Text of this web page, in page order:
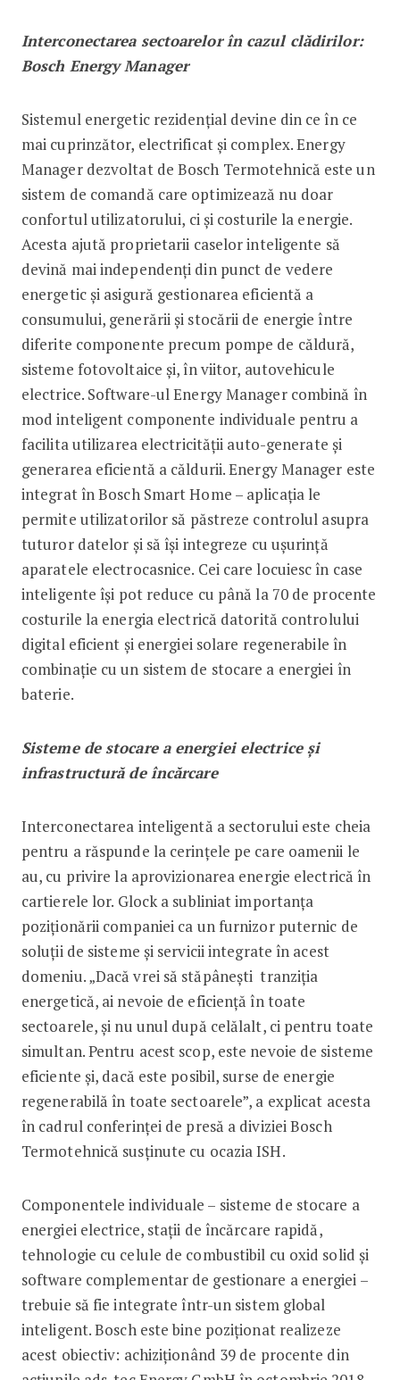
Interconectarea sectoarelor în cazul clădirilor:
Bosch Energy Manager
Sistemul energetic rezidențial devine din ce în ce
mai cuprinzător, electrificat și complex. Energy
Manager dezvoltat de Bosch Termotehnică este un
sistem de comandă care optimizează nu doar
confortul utilizatorului, ci și costurile la energie.
Acesta ajută proprietarii caselor inteligente să
devină mai independenți din punct de vedere
energetic și asigură gestionarea eficientă a
consumului, generării și stocării de energie între
diferite componente precum pompe de căldură,
sisteme fotovoltaice și, în viitor, autovehicule
electrice. Software-ul Energy Manager combină în
mod inteligent componente individuale pentru a
facilita utilizarea electricității auto-generate și
generarea eficientă a căldurii. Energy Manager este
integrat în Bosch Smart Home – aplicația le
permite utilizatorilor să păstreze controlul asupra
tuturor datelor și să își integreze cu ușurință
aparatele electrocasnice. Cei care locuiesc în case
inteligente își pot reduce cu până la 70 de procente
costurile la energia electrică datorită controlului
digital eficient și energiei solare regenerabile în
combinație cu un sistem de stocare a energiei în
baterie.
Sisteme de stocare a energiei electrice și
infrastructură de încărcare
Interconectarea inteligentă a sectorului este cheia
pentru a răspunde la cerințele pe care oamenii le
au, cu privire la aprovizionarea energie electrică în
cartierele lor. Glock a subliniat importanța
poziționării companiei ca un furnizor puternic de
soluții de sisteme și servicii integrate în acest
domeniu. „Dacă vrei să stăpânești tranziția
energetică, ai nevoie de eficiență în toate
sectoarele, și nu unul după celălalt, ci pentru toate
simultan. Pentru acest scop, este nevoie de sisteme
eficiente și, dacă este posibil, surse de energie
regenerabilă în toate sectoarele”, a explicat acesta
în cadrul conferinței de presă a diviziei Bosch
Termotehnică susținute cu ocazia ISH.
Componentele individuale – sisteme de stocare a
energiei electrice, stații de încărcare rapidă,
tehnologie cu celule de combustibil cu oxid solid și
software complementar de gestionare a energiei –
trebuie să fie integrate într-un sistem global
inteligent. Bosch este bine poziționat realizeze
acest obiectiv: achiziționând 39 de procente din